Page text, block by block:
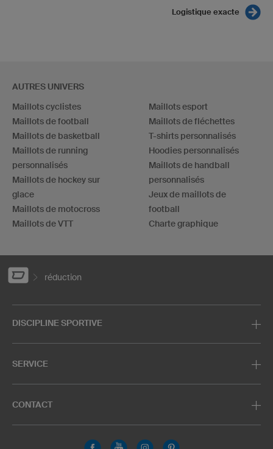
Logistique exacte
AUTRES UNIVERS
Maillots cyclistes
Maillots de football
Maillots de basketball
Maillots de running
personnalisés
Maillots de hockey sur
glace
Maillots de motocross
Maillots de VTT
Maillots esport
Maillots de fléchettes
T-shirts personnalisés
Hoodies personnalisés
Maillots de handball
personnalisés
Jeux de maillots de
football
Charte graphique
réduction
DISCIPLINE SPORTIVE
SERVICE
CONTACT